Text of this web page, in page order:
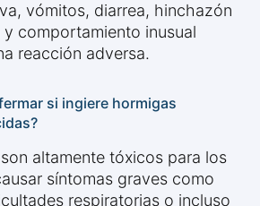
vómitos, diarrea, hinchazón
comportamiento inusual
reacción adversa.
si ingiere hormigas
altamente tóxicos para los
síntomas graves como
respiratorias o incluso